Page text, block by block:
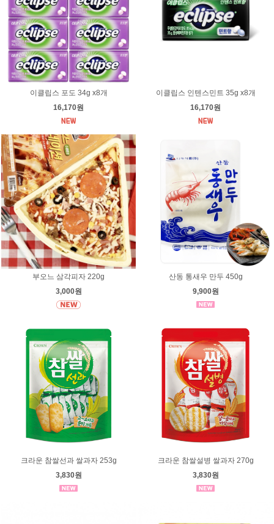
이클립스 포도 34g x8개
16,170원
이클립스 인텐스민트 35g x8개
16,170원
부오느 삼각피자 220g
3,000원
산동 통새우 만두 450g
9,900원
크라운 참쌀선과 쌀과자 253g
3,830원
크라운 참쌀설병 쌀과자 270g
3,830원